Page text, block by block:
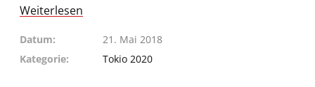
Weiterlesen
Datum
21. Mai 2018
Kategorie
Tokio 2020